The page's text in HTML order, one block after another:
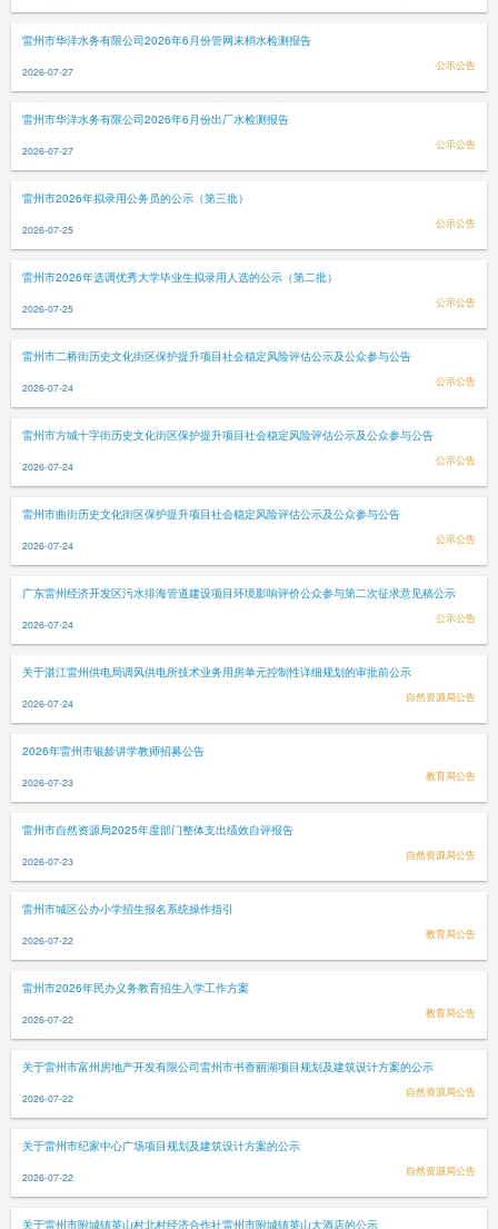
雷州市华洋水务有限公司2026年6月份管网末梢水检测报告
2026-07-27 公示公告
雷州市华洋水务有限公司2026年6月份出厂水检测报告
2026-07-27 公示公告
雷州市2026年拟录用公务员的公示（第三批）
2026-07-25 公示公告
雷州市2026年选调优秀大学毕业生拟录用人选的公示（第二批）
2026-07-25 公示公告
雷州市二桥街历史文化街区保护提升项目社会稳定风险评估公示及公众参与公告
2026-07-24 公示公告
雷州市方城十字街历史文化街区保护提升项目社会稳定风险评估公示及公众参与公告
2026-07-24 公示公告
雷州市曲街历史文化街区保护提升项目社会稳定风险评估公示及公众参与公告
2026-07-24 公示公告
广东雷州经济开发区污水排海管道建设项目环境影响评价公众参与第二次征求意见稿公示
2026-07-24 公示公告
关于湛江雷州供电局调风供电所技术业务用房单元控制性详细规划的审批前公示
2026-07-24 自然资源局公告
2026年雷州市银龄讲学教师招募公告
2026-07-23 教育局公告
雷州市自然资源局2025年度部门整体支出绩效自评报告
2026-07-23 自然资源局公告
雷州市城区公办小学招生报名系统操作指引
2026-07-22 教育局公告
雷州市2026年民办义务教育招生入学工作方案
2026-07-22 教育局公告
关于雷州市富州房地产开发有限公司雷州市书香丽湖项目规划及建筑设计方案的公示
2026-07-22 自然资源局公告
关于雷州市纪家中心广场项目规划及建筑设计方案的公示
2026-07-22 自然资源局公告
关于雷州市附城镇英山村北村经济合作社雷州市附城镇英山大酒店的公示